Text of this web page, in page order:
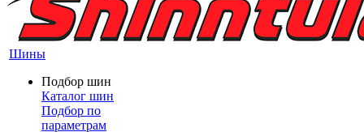
Шины
Подбор шин
Каталог шин
Подбор по
параметрам